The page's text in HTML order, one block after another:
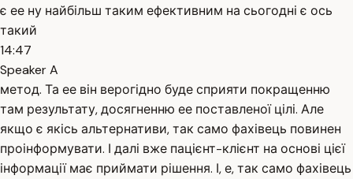
є ее ну найбільш таким ефективним на сьогодні є ось
такий
14:47
Speaker A
метод. Та ее він верогідно буде сприяти покращенню
там результату, досягненню ее поставленої цілі. Але
якщо є якісь альтернативи, так само фахівець повинен
проінформувати. І далі вже пацієнт-клієнт на основі цієї
інформації має приймати рішення. І, е, так само фахівець